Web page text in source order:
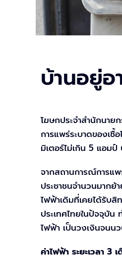
บ้านอยู่อ
โฆษกประจำสำนักนา
การแพร่ระบาดของเชื้
มิเตอร์ไม่เกิน 5 แอม
จากสถานการณ์การแพ
ประชาชนจำนวนมากย้
ไฟฟ้าเดิมที่เคยได้รับสิ
ประเทศไทยในปัจจุบัน
ไฟฟ้า เป็นวงเงินจนน
ค่าไฟฟ้า ระยะเวลา